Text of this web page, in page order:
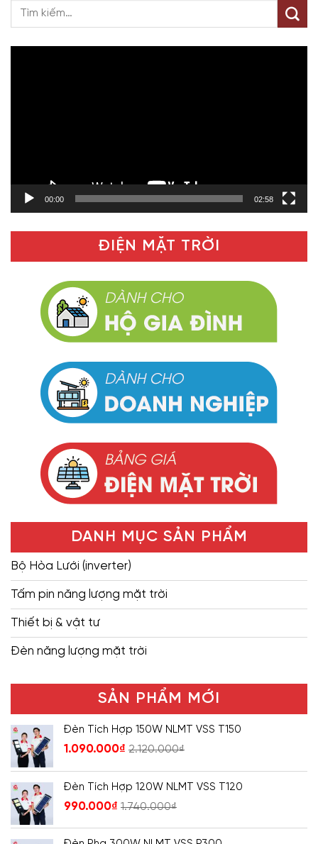
00:00 02:58
ĐIỆN MẶT TRỜI
DANH MỤC SẢN PHẨM
Bộ Hòa Lưới (inverter)
Tấm pin năng lượng mặt trời
Thiết bị & vật tư
Đèn năng lượng mặt trời
SẢN PHẨM MỚI
Đèn Tích Hợp 150W NLMT VSS T150
1.090.000₫ 2.120.000₫
Đèn Tích Hợp 120W NLMT VSS T120
990.000₫ 1.740.000₫